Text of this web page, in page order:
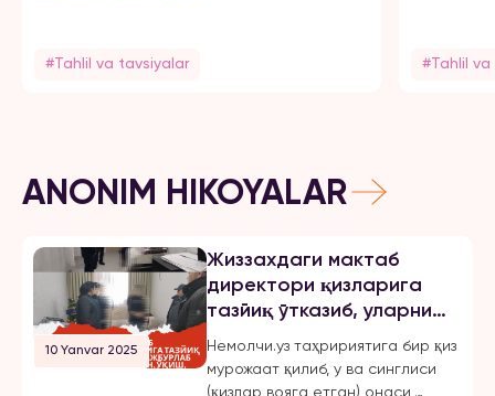
#Tahlil va tavsiyalar #Tahlil
ANONIM HIKOYALAR
10 Yanvar 2025
Жиззахдаги мактаб
директори қизларига
тазйиқ ўтказиб, уларни
мажбурлаб турмушга
чиқарган, ўқиш,
ишлашдан маҳрум қилган
Немолчи.уз таҳририятига бир қиз
мурожаат қилиб, у ва синглиси
(қизлар вояга етган) онаси,